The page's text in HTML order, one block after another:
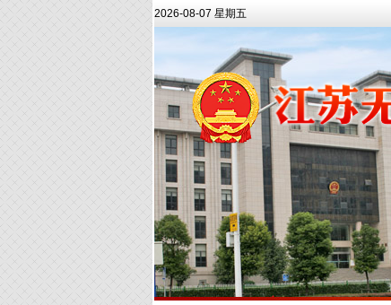
2026-08-07 星期五